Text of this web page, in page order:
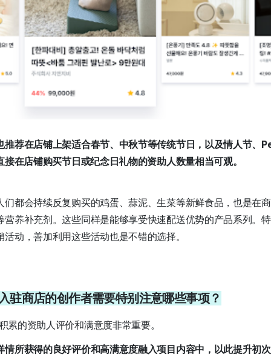
推荐在店铺上架适合春节、中秋节等传统节日，以及情人节、
在店铺购买节日或纪念日礼物的资助人数量相当可观。
们都会持续反复购买的鸡蛋、蒜泥、生菜等新鲜食品，也是在
营养补充剂。这些同样是能够享受快速配送优势的产品系列。
动，善加利用这些活动也是不错的选择。
驻商店的创作者需要特别注意哪些事项？
累的资助人评价和满意度非常重要。
情所获得的良好评价和高满意度融入项目内容中，以此提升初